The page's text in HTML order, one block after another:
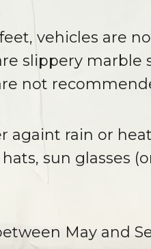
vehicles are
slippery marble
not
againt rain or
sun glasses
May and